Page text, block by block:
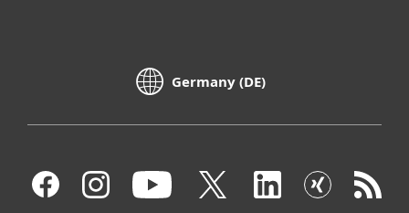
Germany (DE)